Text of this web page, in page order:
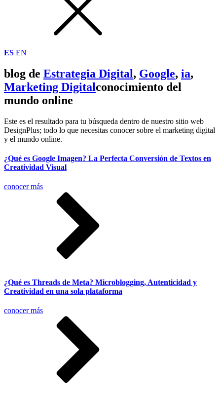
ES EN
blog de Estrategia Digital, Google, ia,
Marketing Digitalconocimiento del
mundo online
Este es el resultado para tu búsqueda dentro de nuestro sitio web
DesignPlus; todo lo que necesitas conocer sobre el marketing digital
y el mundo online.
¿Qué es Google Imagen? La Perfecta Conversión de Textos en
Creatividad Visual
conocer más
¿Qué es Threads de Meta? Microblogging, Autenticidad y
Creatividad en una sola plataforma
conocer más